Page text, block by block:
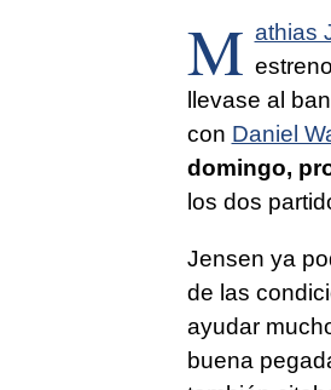
M athias
llevase al
con Daniel
domingo,
los dos
Jensen ya
de las
ayudar
buena